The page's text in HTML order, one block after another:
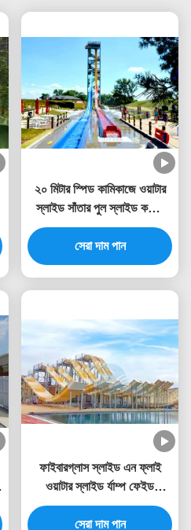
২০ মিটার স্পিড কামিকাজে ওয়াটার
স্লাইড সাঁতার পুল স্লাইড কম্বো
প্রাপ্তবয়স্কদের জন্য
সেরা দাম পান
ফাইবারগ্লাস স্লাইড এন ফ্লাই
ওয়াটার স্লাইড র্যাম্প ফেইড
অক্সাইডেশন প্রতিরোধী ওয়াটার
পার্কের জন্য
সেরা দাম পান